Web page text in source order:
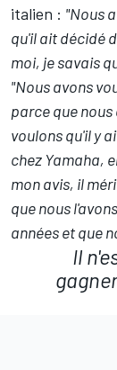
italien : "Nous
qu'il ait décidé
moi, je savais
"Nous avons
parce que
voulons qu'il y
chez Yamaha,
mon avis, il
que nous
années et que
Il